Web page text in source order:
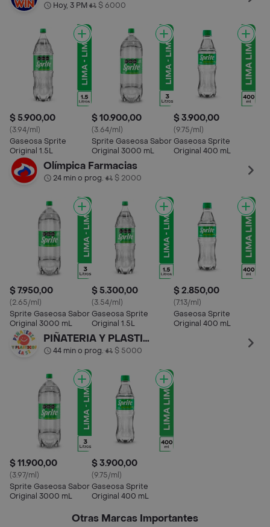
Hoy, 3 PM• $ 6000
$ 5.900,00
(3.94/ml)
Gaseosa Sprite
Original 1.5L
$ 10.900,00
(3.64/ml)
Sprite Gaseosa Sabor
Original 3000 mL
$ 3.900,00
(9.75/ml)
Gaseosa Sprite
Original 400 mL
Olímpica Farmacias
24 min o prog.• $ 2000
$ 7.950,00
(2.65/ml)
Sprite Gaseosa Sabor
Original 3000 mL
$ 5.300,00
(3.54/ml)
Gaseosa Sprite
Original 1.5L
$ 2.850,00
(7.13/ml)
Gaseosa Sprite
Original 400 mL
PIÑATERIA Y PLASTICOS LA 52
44 min o prog.• $ 5000
$ 11.900,00
(3.97/ml)
Sprite Gaseosa Sabor
Original 3000 mL
$ 3.900,00
(9.75/ml)
Gaseosa Sprite
Original 400 mL
Otras Marcas Importantes